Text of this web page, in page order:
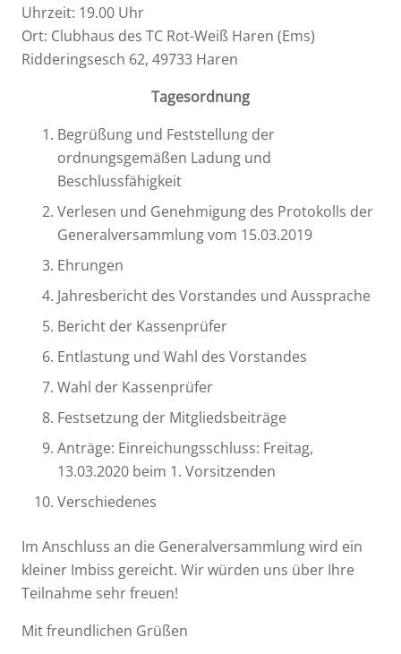
Uhrzeit: 19.00 Uhr
Ort: Clubhaus des TC Rot-Weiß Haren (Ems)
Ridderingsesch 62, 49733 Haren
Tagesordnung
Begrüßung und Feststellung der
ordnungsgemäßen Ladung und
Beschlussfähigkeit
Verlesen und Genehmigung des Protokolls der
Generalversammlung vom 15.03.2019
Ehrungen
Jahresbericht des Vorstandes und Aussprache
Bericht der Kassenprüfer
Entlastung und Wahl des Vorstandes
Wahl der Kassenprüfer
Festsetzung der Mitgliedsbeiträge
Anträge: Einreichungsschluss: Freitag,
13.03.2020 beim 1. Vorsitzenden
Verschiedenes
Im Anschluss an die Generalversammlung wird ein
kleiner Imbiss gereicht. Wir würden uns über Ihre
Teilnahme sehr freuen!
Mit freundlichen Grüßen